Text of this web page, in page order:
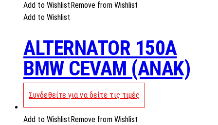
Add to Wishlist Remove from Wishlist
Add to Wishlist
ALTERNATOR 150A
BMW CEVAM (ANAK)
Συνδεθείτε για να δείτε τις τιμές
Add to Wishlist Remove from Wishlist